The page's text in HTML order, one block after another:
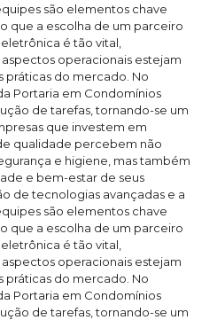
são elementos chave
que a escolha de um parceiro
é tão vital,
operacionais estejam
práticas do mercado. No
Portaria em Condomínios
de tarefas, tornando-se um
que investem em
qualidade percebem não
e higiene, mas também
e bem-estar de seus
de tecnologias avançadas e a
são elementos chave
que a escolha de um parceiro
é tão vital,
operacionais estejam
práticas do mercado. No
Portaria em Condomínios
de tarefas, tornando-se um